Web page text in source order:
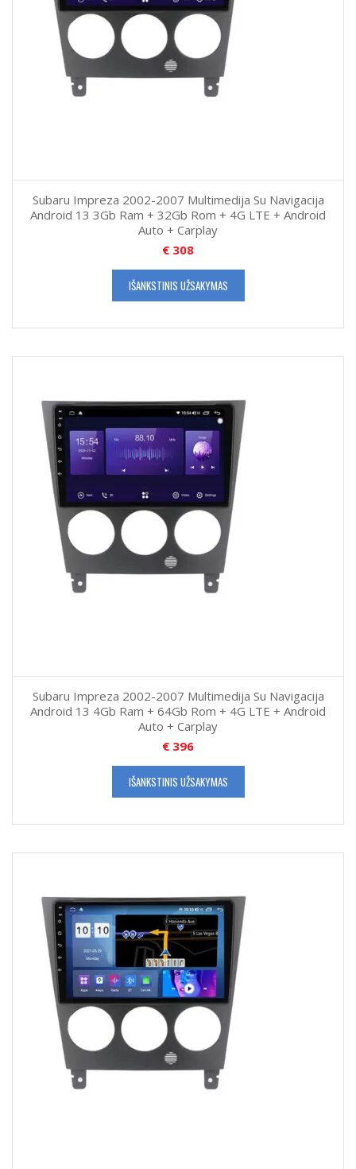
Subaru Impreza 2002-2007 Multimedija Su Navigacija
Android 13 3Gb Ram + 32Gb Rom + 4G LTE + Android
Auto + Carplay
€ 308
IŠANKSTINIS UŽSAKYMAS
Subaru Impreza 2002-2007 Multimedija Su Navigacija
Android 13 4Gb Ram + 64Gb Rom + 4G LTE + Android
Auto + Carplay
€ 396
IŠANKSTINIS UŽSAKYMAS